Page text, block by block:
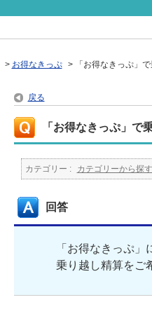
> お得なきっぷ > 「お得なきっぷ」
戻る
「お得なきっぷ」で
カテゴリー : カテゴリーから探す
回答
「お得なきっぷ
乗り越し精算をご